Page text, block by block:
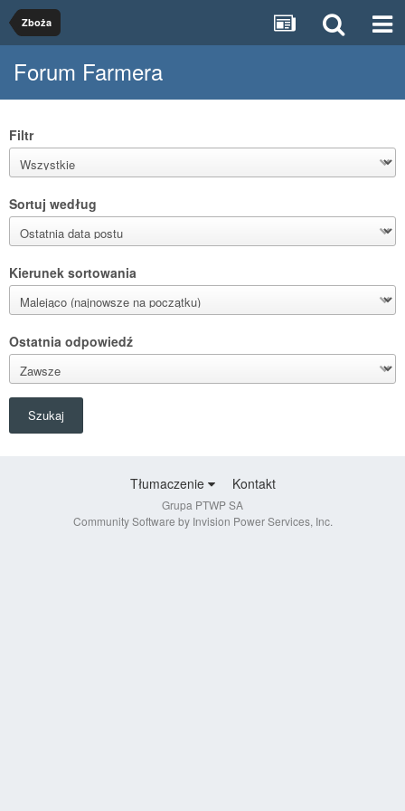
Zboża
Forum Farmera
Filtr
Sortuj według
Kierunek sortowania
Ostatnia odpowiedź
Szukaj
Tłumaczenie Kontakt
Grupa PTWP SA
Community Software by Invision Power Services, Inc.